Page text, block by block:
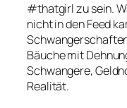
#thatgirlzu sein.
nicht in den Feed
Bäuche mit
Schwangere,
Realität.